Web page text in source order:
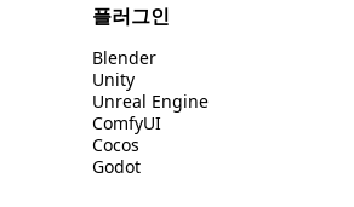
플러그인
Blender
Unity
Unreal Engine
ComfyUI
Cocos
Godot